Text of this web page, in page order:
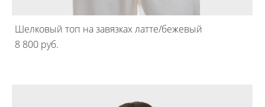
Шелковый топ на завязках латте/бежевый
8 800 pуб.